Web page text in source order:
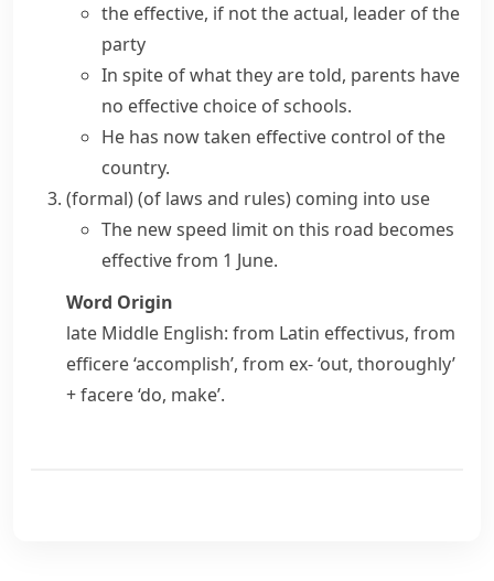
the effective, if not the actual, leader of the
party
In spite of what they are told, parents have
no effective choice of schools.
He has now taken effective control of the
country.
(formal)(of laws and rules) coming into use
The new speed limit on this road becomes
effective from 1 June.
Word Origin
late Middle English: from Latin effectivus, from
efficere‘accomplish’, from ex-‘out, thoroughly’
+facere‘do, make’.